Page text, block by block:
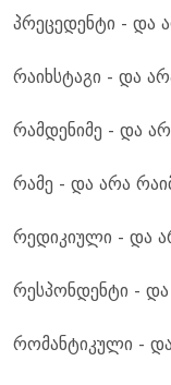
პრეცედენტი - და
რაიხსტაგი - და
რამდენიმე - და
რამე - და არა
რედიკიული - და
რესპონდენტი -
რომანტიკული -